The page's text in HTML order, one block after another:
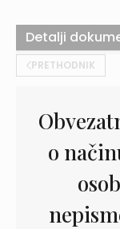
PRETHODNIK
o
Detalji